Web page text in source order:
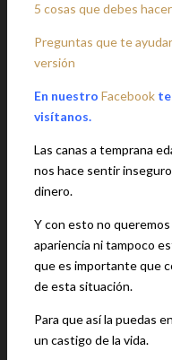
5 cosas que debes
Preguntas que te
versión
En nuestro Facebook
visítanos.
Las canas a temprana
nos hace sentir
dinero.
Y con esto no
apariencia ni tampoco
que es importante que
de esta situación.
Para que así la puedas
un castigo de la vida.